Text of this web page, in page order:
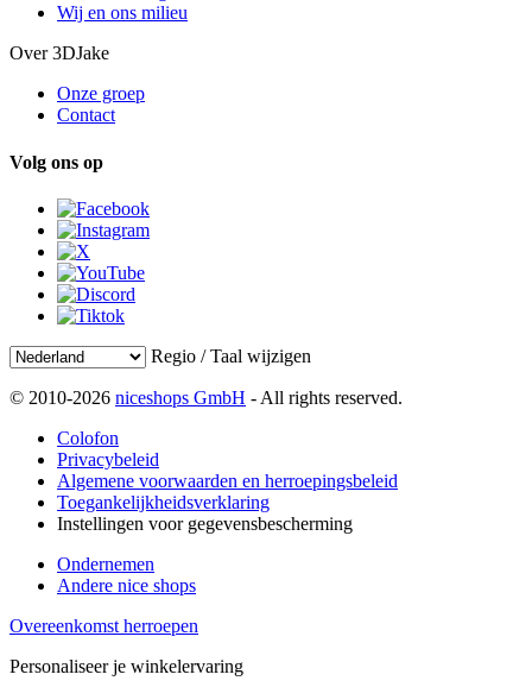
Wij en ons milieu
Over 3DJake
Onze groep
Contact
Volg ons op
Regio / Taal wijzigen
© 2010-2026 niceshops GmbH - All rights reserved.
Colofon
Privacybeleid
Algemene voorwaarden en herroepingsbeleid
Toegankelijkheidsverklaring
Instellingen voor gegevensbescherming
Ondernemen
Andere nice shops
Overeenkomst herroepen
Personaliseer je winkelervaring